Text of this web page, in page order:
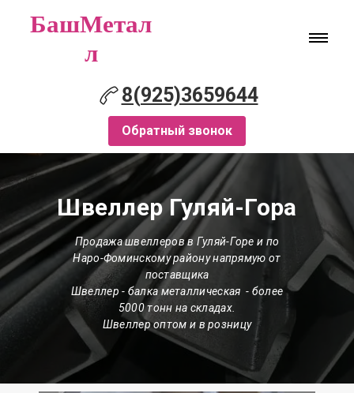
БашМетал
л
8(925)3659644
Обратный звонок
Швеллер Гуляй-Гора
Продажа швеллеров в Гуляй-Горе и по
Наро-Фоминскому району напрямую от
поставщика
Швеллер - балка металлическая - более
5000 тонн на складах.
Швеллер оптом и в розницу